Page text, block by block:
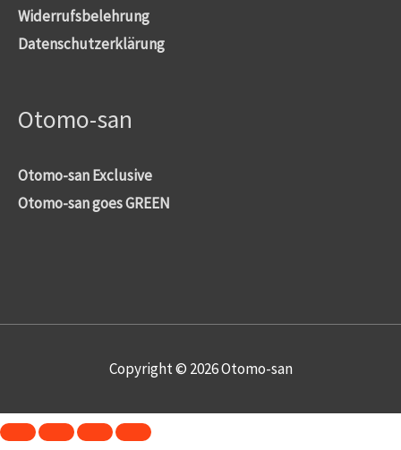
Widerrufsbelehrung
Datenschutzerklärung
Otomo-san
Otomo-san Exclusive
Otomo-san goes GREEN
Copyright © 2026Otomo-san